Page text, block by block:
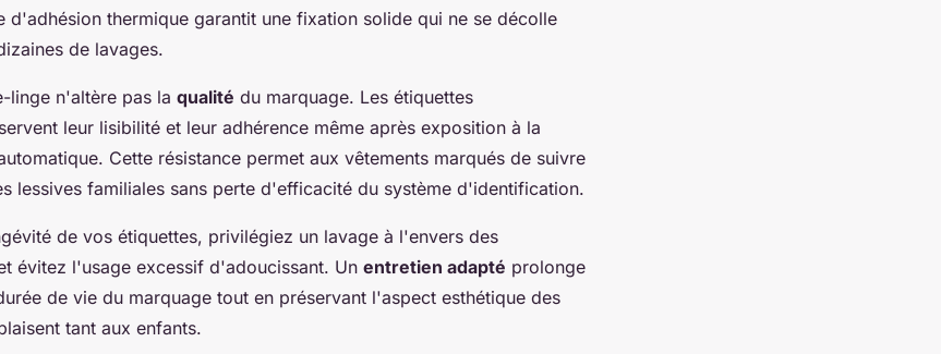
d'adhésion thermique garantit une fixation solide qui ne se décolle
de lavages.
linge n'altère pas la qualité du marquage. Les étiquettes
leur lisibilité et leur adhérence même après exposition à la
Cette résistance permet aux vêtements marqués de suivre
lessives familiales sans perte d'efficacité du système d'identification.
de vos étiquettes, privilégiez un lavage à l'envers des
évitez l'usage excessif d'adoucissant. Un entretien adapté prolonge
de vie du marquage tout en préservant l'aspect esthétique des
tant aux enfants.